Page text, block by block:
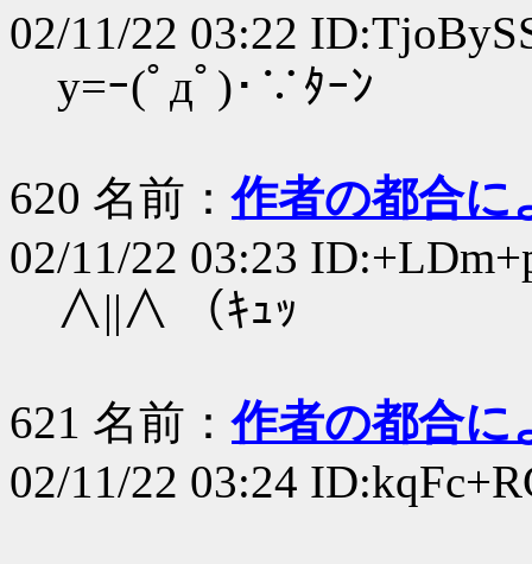
02/11/22 03:22
y=ｰ(ﾟдﾟ)･∵ﾀｰﾝ
620 名前：作者の都合に
02/11/22 03:23
∧||∧ （ｷｭｯ
621 名前：作者の都合に
02/11/22 03:24